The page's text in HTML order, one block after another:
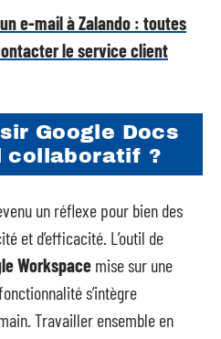
e-mail à Zalando : toutes
le service client
Google Docs
collaboratif ?
un réflexe pour bien des
et d’efficacité. L’outil de
Workspace mise sur une
s’intègre
Travailler ensemble en